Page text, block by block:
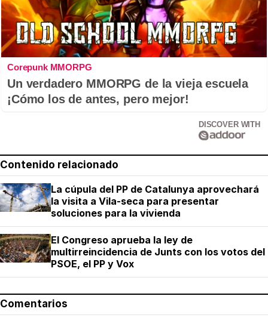
Corepunk MMORPG
Un verdadero MMORPG de la vieja escuela
¡Cómo los de antes, pero mejor!
DISCOVER WITH
Contenido relacionado
La cúpula del PP de Catalunya aprovechará
la visita a Vila-seca para presentar
soluciones para la vivienda
El Congreso aprueba la ley de
multirreincidencia de Junts con los votos del
PSOE, el PP y Vox
Comentarios